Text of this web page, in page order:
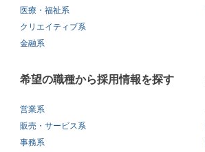
医療・福祉系
クリエイティブ系
金融系
希望の職種から採用情報を探す
営業系
販売・サービス系
事務系